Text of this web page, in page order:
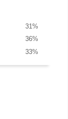
%
31
%
36
%
33